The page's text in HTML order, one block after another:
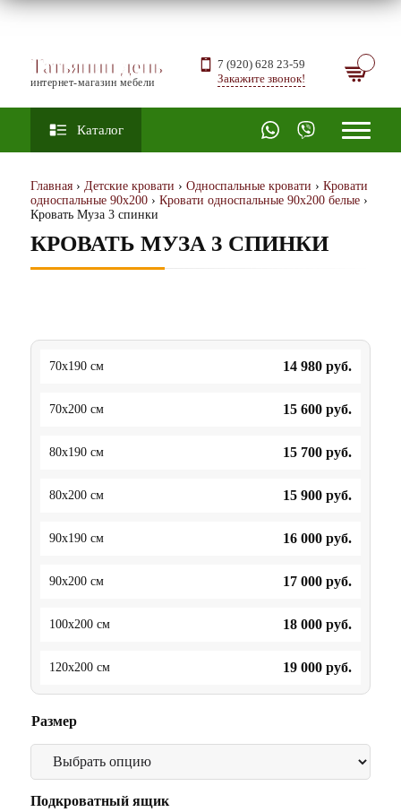
Татьянин день
интернет-магазин мебели
7 (920) 628 23-59
Закажите звонок!
Каталог
Главная › Детские кровати › Односпальные кровати › Кровати
односпальные 90х200 › Кровати односпальные 90х200 белые ›
Кровать Муза 3 спинки
КРОВАТЬ МУЗА 3 СПИНКИ
70x190 см 14 980 руб.
70x200 см 15 600 руб.
80x190 см 15 700 руб.
80x200 см 15 900 руб.
90x190 см 16 000 руб.
90x200 см 17 000 руб.
100x200 см 18 000 руб.
120x200 см 19 000 руб.
Размер
Подкроватный ящик